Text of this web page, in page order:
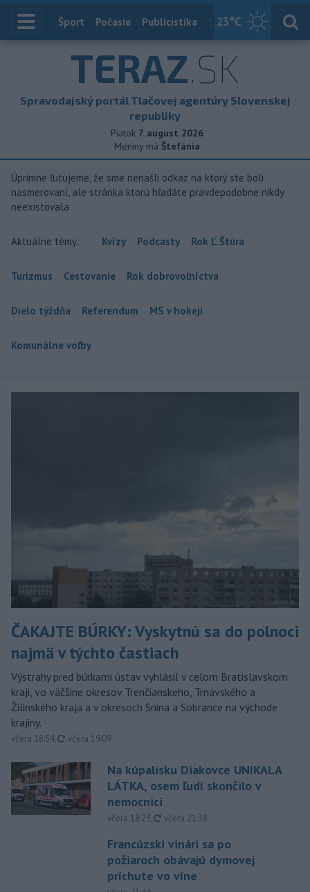
23°C
Index
Šport Počasie Publicistika Slovensko
TERAZ.SK
Spravodajský portál Tlačovej agentúry Slovenskej
republiky
Piatok 7. august 2026
Meniny má Štefánia
Úprimne ľutujeme, že sme nenašli odkaz na ktorý ste boli
nasmerovaní, ale stránka ktorú hľadáte pravdepodobne nikdy
neexistovala
Aktuálne témy: Kvízy Podcasty Rok Ľ.Štúra
Turizmus Cestovanie Rok dobrovoľníctva
Dielo týždňa Referendum MS v hokeji
Komunálne voľby
ČAKAJTE BÚRKY: Vyskytnú sa do polnoci
najmä v týchto častiach
Výstrahy pred búrkami ústav vyhlásil v celom Bratislavskom
kraji, vo väčšine okresov Trenčianskeho, Trnavského a
Žilinského kraja a v okresoch Snina a Sobrance na východe
krajiny.
včera 18:54, aktualizované
včera 19:09
Na kúpalisku Diakovce UNIKALA
LÁTKA, osem ľudí skončilo v
nemocnici
včera 18:23, aktualizované
včera 21:38
Francúzski vinári sa po
požiaroch obávajú dymovej
príchute vo víne